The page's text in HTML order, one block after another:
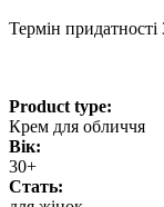
Термін придатності
Product type:
Крем для обличчя
Вік:
30+
Стать: